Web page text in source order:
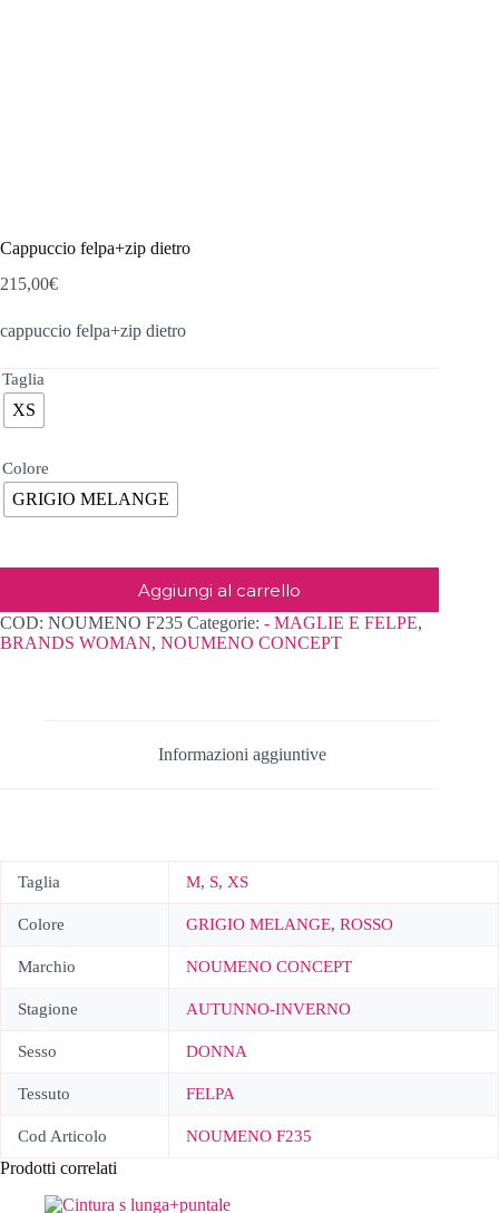
Cappuccio felpa+zip dietro
215,00€
cappuccio felpa+zip dietro
Taglia
XS
Colore
GRIGIO MELANGE
Aggiungi al carrello
COD: NOUMENO F235 Categorie: - MAGLIE E FELPE,
BRANDS WOMAN, NOUMENO CONCEPT
Informazioni aggiuntive
Taglia M, S, XS
Colore GRIGIO MELANGE, ROSSO
Marchio NOUMENO CONCEPT
Stagione AUTUNNO-INVERNO
Sesso DONNA
Tessuto FELPA
Cod Articolo NOUMENO F235
Prodotti correlati